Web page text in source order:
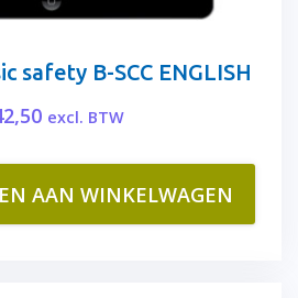
safety B-SCC ENGLISH
excl. BTW
AAN WINKELWAGEN